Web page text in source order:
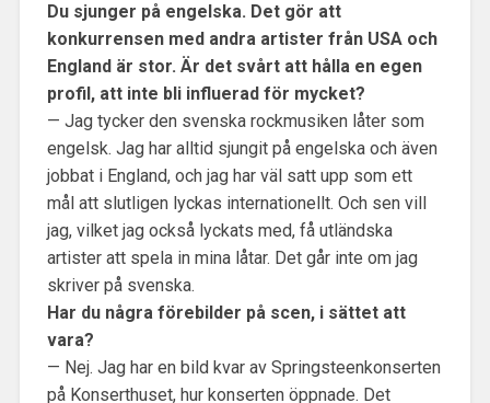
Du sjunger på engelska. Det gör att
konkurrensen med andra artister från USA och
England är stor. Är det svårt att hålla en egen
profil, att inte bli influerad för mycket?
— Jag tycker den svenska rockmusiken låter som
engelsk. Jag har alltid sjungit på engelska och även
jobbat i England, och jag har väl satt upp som ett
mål att slutligen lyckas internationellt. Och sen vill
jag, vilket jag också lyckats med, få utländska
artister att spela in mina låtar. Det går inte om jag
skriver på svenska.
Har du några förebilder på scen, i sättet att
vara?
— Nej. Jag har en bild kvar av Springsteenkonserten
på Konserthuset, hur konserten öppnade. Det